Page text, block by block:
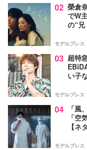
02 榮倉
でW
の“兄
モデルプレス
03 超特
い子
モデルプレス
04
「風
「空
【ネ
モデルプレス